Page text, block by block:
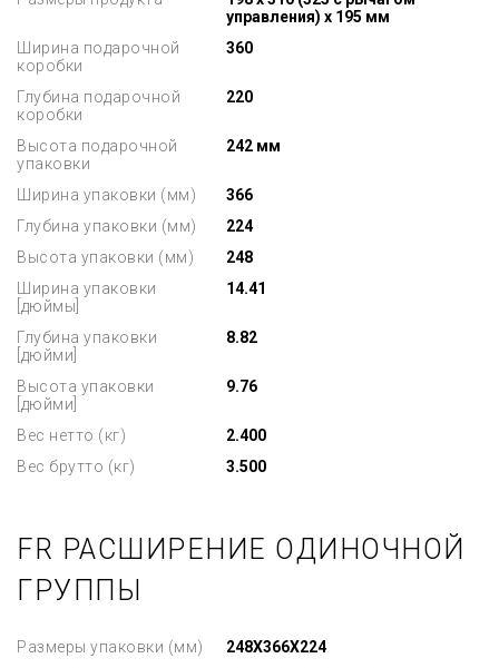
управления) x 195 мм
Ширина подарочной
коробки
360
Глубина подарочной
коробки
220
Высота подарочной
упаковки
242 мм
Ширина упаковки (мм)
366
Глубина упаковки (мм)
224
Высота упаковки (мм)
248
Ширина упаковки
[дюймы]
14.41
Глубина упаковки
[дюйми]
8.82
Высота упаковки
[дюйми]
9.76
Вес нетто (кг)
2.400
Вес брутто (кг)
3.500
FR РАСШИРЕНИЕ ОДИНОЧНОЙ
ГРУППЫ
Размеры упаковки (мм)
248X366X224